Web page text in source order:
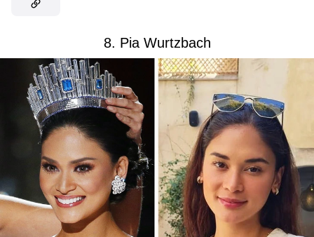
8. Pia Wurtzbach